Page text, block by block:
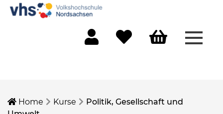
Home Kurse
Politik, Gesellschaft und